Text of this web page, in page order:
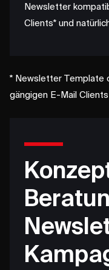
Newsletter
Clients* und
* Newsletter Template
gängigen E-Mail